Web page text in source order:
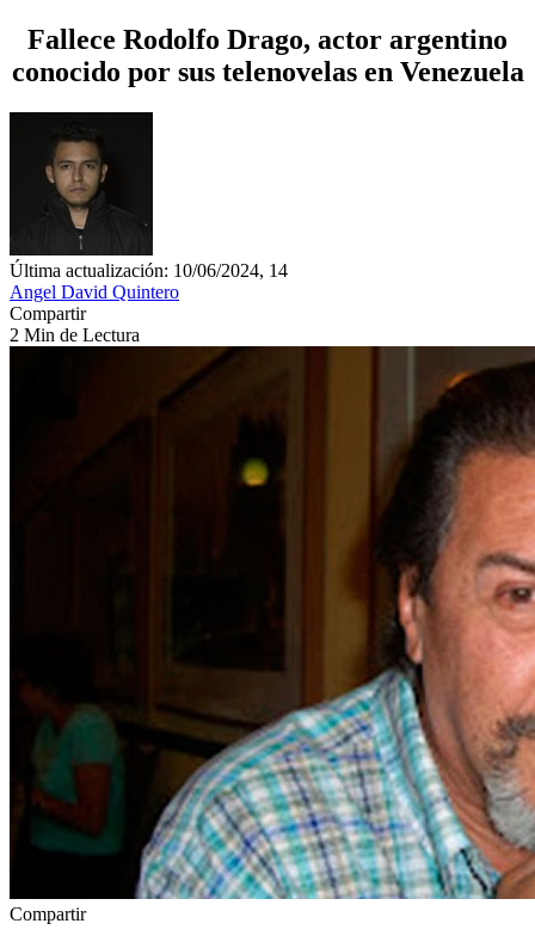
Fallece Rodolfo Drago, actor argentino
conocido por sus telenovelas en Venezuela
Última actualización: 10/06/2024, 14
Angel David Quintero
Compartir
2 Min de Lectura
Compartir